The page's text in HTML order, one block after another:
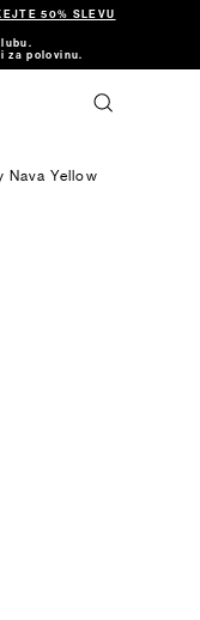
50% SLEVU
za polovinu.
Nava Yellow